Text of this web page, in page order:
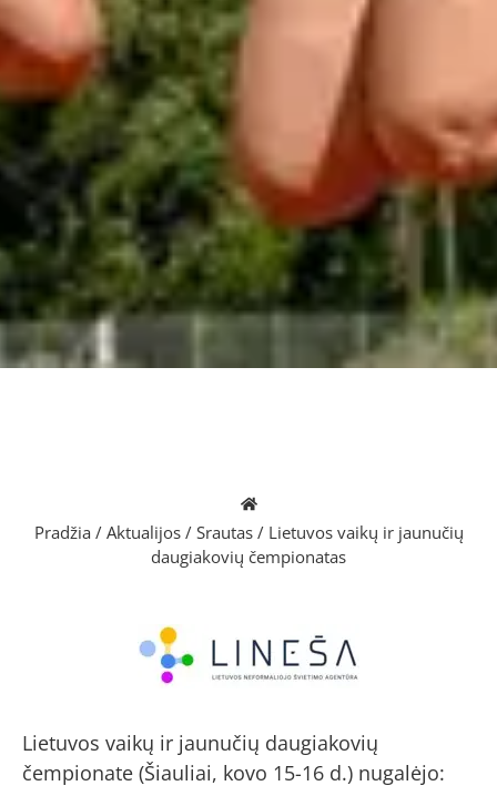
Pradžia / Aktualijos/ Srautas/ Lietuvos vaikų ir jaunučių
daugiakovių čempionatas
Lietuvos vaikų ir jaunučių daugiakovių
čempionate (Šiauliai, kovo 15-16 d.) nugalėjo: